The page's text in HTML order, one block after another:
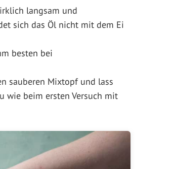
langsam und
sich das Öl nicht mit dem Ei
besten bei
sauberen Mixtopf und lass
wie beim ersten Versuch mit